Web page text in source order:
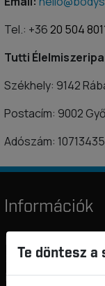
Tel.: +3620 504
Tutti
Székhely: 9142
Postacím: 9002
Adószám:
Információk
2026
Rólunk
Te döntesz a